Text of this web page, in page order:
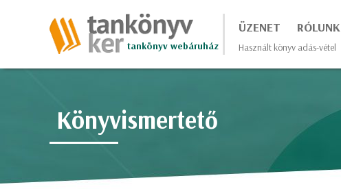
tankönyv webáruház
ÜZENET RÓLUNK
Használt könyv adás-vétel
Könyvismertető